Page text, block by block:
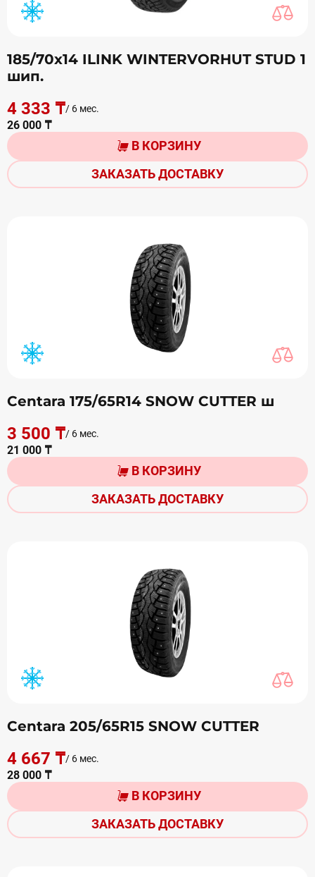
185/70х14 ILINK WINTERVORHUT STUD 1
шип.
4 333 ₸/ 6 мес.
26 000 ₸
В КОРЗИНУ
ЗАКАЗАТЬ ДОСТАВКУ
Centara 175/65R14 SNOW CUTTER ш
3 500 ₸/ 6 мес.
21 000 ₸
В КОРЗИНУ
ЗАКАЗАТЬ ДОСТАВКУ
Centara 205/65R15 SNOW CUTTER
4 667 ₸/ 6 мес.
28 000 ₸
В КОРЗИНУ
ЗАКАЗАТЬ ДОСТАВКУ